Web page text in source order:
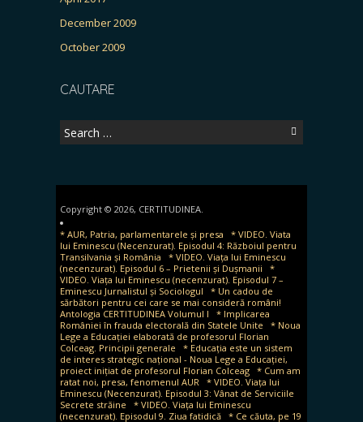
December 2009
October 2009
CAUTARE
Search
for:
Copyright © 2026, CERTITUDINEA.
* AUR, Patria, parlamentarele și presa
* VIDEO. Viata
lui Eminescu (Necenzurat). Episodul 4: Războiul pentru
Transilvania și România
* VIDEO. Viața lui Eminescu
(necenzurat). Episodul 6 – Prietenii și Dușmanii
*
VIDEO. Viața lui Eminescu (necenzurat). Episodul 7 –
Eminescu Jurnalistul și Sociologul
* Un cadou de
sărbători pentru cei care se mai consideră români!
Antologia CERTITUDINEA Volumul I
* Implicarea
României în frauda electorală din Statele Unite
* Noua
Lege a Educației elaborată de profesorul Florian
Colceag. Principii generale
* Educația este un sistem
de interes strategic național - Noua Lege a Educației,
proiect inițiat de profesorul Florian Colceag * Cum am
ratat noi, presa, fenomenul AUR * VIDEO. Viața lui
Eminescu (Necenzurat). Episodul 3: Vânat de Serviciile
Secrete străine
* VIDEO. Viața lui Eminescu
(necenzurat). Episodul 9. Ziua fatidică * Ce căuta, pe 19